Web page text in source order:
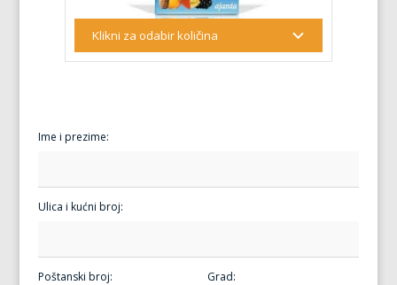
Ime i prezime:
Ulica i kućni broj:
Poštanski broj: Grad: